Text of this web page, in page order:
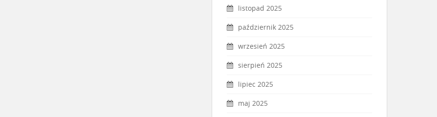
listopad 2025
październik 2025
wrzesień 2025
sierpień 2025
lipiec 2025
maj 2025